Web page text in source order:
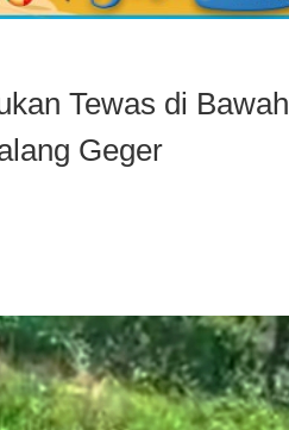
Tewas di Bawah
Geger